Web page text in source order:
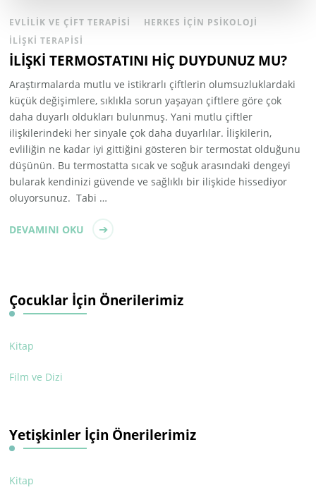
EVLILIK VE ÇIFT TERAPISI
HERKES İÇIN PSIKOLOJI
İLIŞKI TERAPISI
İLİŞKİ TERMOSTATINI HİÇ DUYDUNUZ MU?
Araştırmalarda mutlu ve istikrarlı çiftlerin olumsuzluklardaki
küçük değişimlere, sıklıkla sorun yaşayan çiftlere göre çok
daha duyarlı oldukları bulunmuş. Yani mutlu çiftler
ilişkilerindeki her sinyale çok daha duyarlılar. İlişkilerin,
evliliğin ne kadar iyi gittiğini gösteren bir termostat olduğunu
düşünün. Bu termostatta sıcak ve soğuk arasındaki dengeyi
bularak kendinizi güvende ve sağlıklı bir ilişkide hissediyor
oluyorsunuz. Tabi …
DEVAMINI OKU
Çocuklar İçin Önerilerimiz
Kitap
Film ve Dizi
Yetişkinler İçin Önerilerimiz
Kitap